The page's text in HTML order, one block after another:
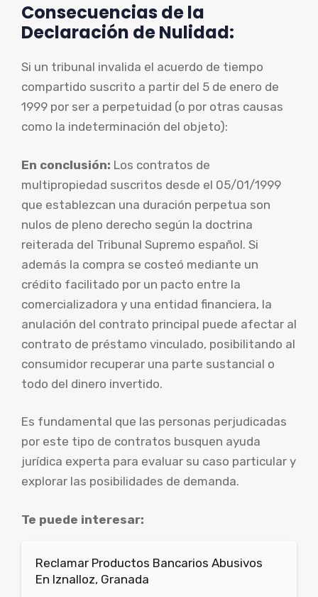
Consecuencias de la
Declaración de Nulidad:
Si un tribunal invalida el acuerdo de tiempo
compartido suscrito a partir del 5 de enero de
1999 por ser a perpetuidad (o por otras causas
como la indeterminación del objeto):
En conclusión: Los contratos de
multipropiedad suscritos desde el 05/01/1999
que establezcan una duración perpetua son
nulos de pleno derecho según la doctrina
reiterada del Tribunal Supremo español. Si
además la compra se costeó mediante un
crédito facilitado por un pacto entre la
comercializadora y una entidad financiera, la
anulación del contrato principal puede afectar al
contrato de préstamo vinculado, posibilitando al
consumidor recuperar una parte sustancial o
todo del dinero invertido.
Es fundamental que las personas perjudicadas
por este tipo de contratos busquen ayuda
jurídica experta para evaluar su caso particular y
explorar las posibilidades de demanda.
Te puede interesar:
Reclamar Productos Bancarios Abusivos
En Iznalloz, Granada